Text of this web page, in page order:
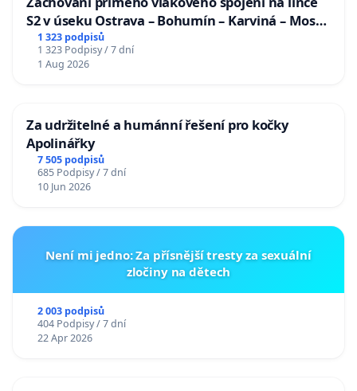
S2 v úseku Ostrava – Bohumín – Karviná – Mosty
u Jablunkova
1 323 podpisů
1 323 Podpisy / 7 dní
1 Aug 2026
Za udržitelné a humánní řešení pro kočky
Apolinářky
7 505 podpisů
685 Podpisy / 7 dní
10 Jun 2026
Není mi jedno: Za přísnější tresty za sexuální
zločiny na dětech
2 003 podpisů
404 Podpisy / 7 dní
22 Apr 2026